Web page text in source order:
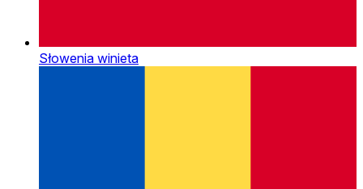
Słowenia winieta